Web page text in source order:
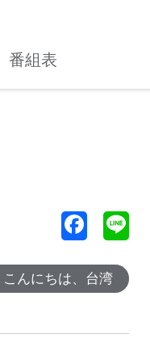
番組表
こんにちは、台湾